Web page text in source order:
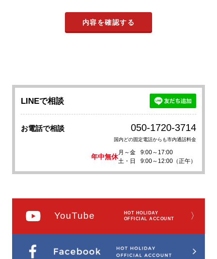
LINEで相談
お電話で相談 050-1720-3714
国内どの固定電話からも市内通話料金
年中無休
月～金
9:00～17:00
土・日
9:00～12:00（正午）
YouTube
HOT HOLIDAY
OFFICIAL ACCOUNT
〉